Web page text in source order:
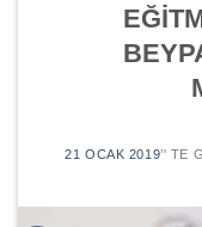
21 OCAK 2019’' TE